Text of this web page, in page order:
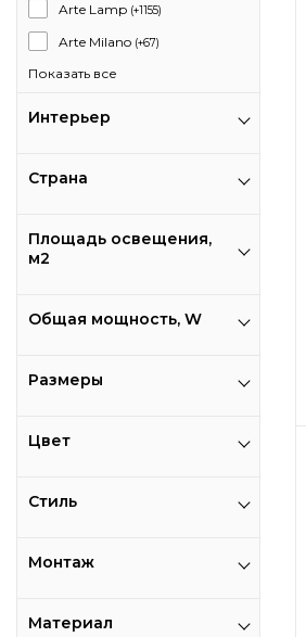
Arte Lamp (+1155)
Arte Milano (+67)
Показать все
Интерьер
Страна
Площадь освещения,
м2
Общая мощность, W
Размеры
Цвет
Стиль
Монтаж
Материал